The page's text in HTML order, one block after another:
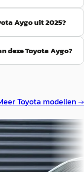
Aygo uit 2025?
deze Toyota Aygo?
Toyota modellen →
Aygo·2023
VVT-i MT Play Apple/